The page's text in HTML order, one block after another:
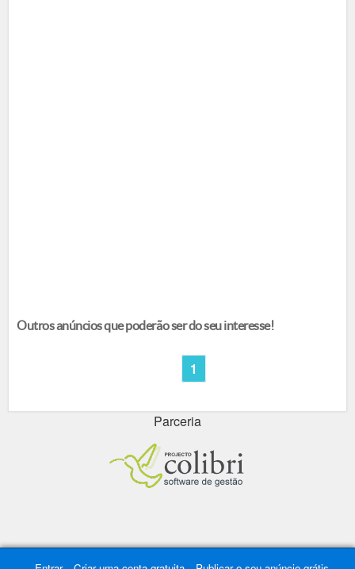
Outros anúncios que poderão ser do seu interesse!
1
Parceria